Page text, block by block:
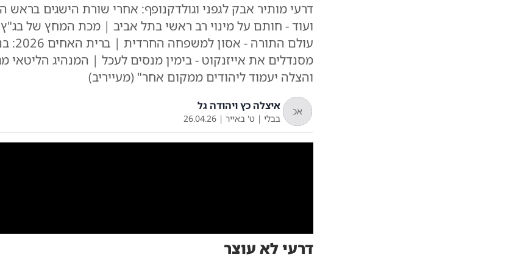
דרעי מותיר אבק לגפני וגולדקנופף: אחרי שורת הישגים בראש
ועוד - חותם על מינוי רב ראשי בתל אביב | מכת המחץ של בג"ץ
עולם התורה -
מסנדלים את אייזנקוט - בימין מנסים לעכל | המנהיג הליטאי
והצלה יעמוד ליהודים ממקום אחר" (מעייריב)
אכ איצלה כץ ויהודה גל
בבלי| ט' באייר |
26.04.26
מעייריב עם איצלה כץ ויהודה גליקמן - צפו בתוכנית המלאה
דרעי לא עוצר